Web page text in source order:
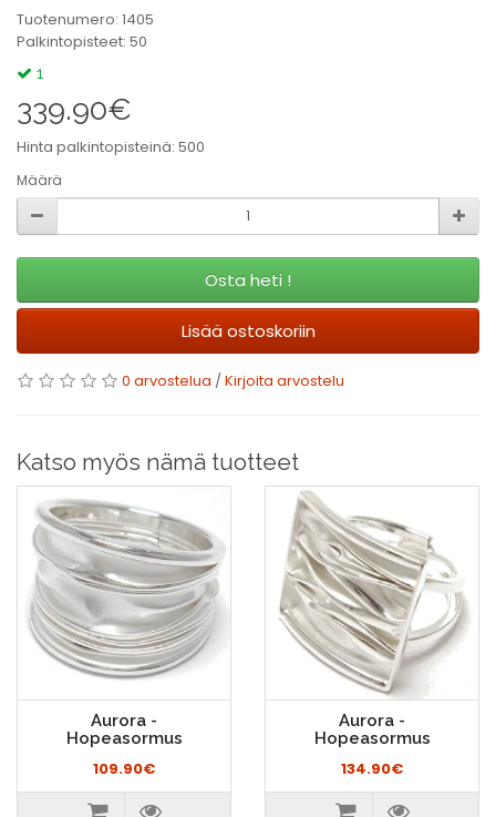
Tuotenumero: 1405
Palkintopisteet: 50
1
339.90€
Hinta palkintopisteinä: 500
Määrä
Osta heti !
Lisää ostoskoriin
0 arvostelua /Kirjoita arvostelu
Katso myös nämä tuotteet
Aurora -
Hopeasormus
109.90€
Aurora -
Hopeasormus
134.90€